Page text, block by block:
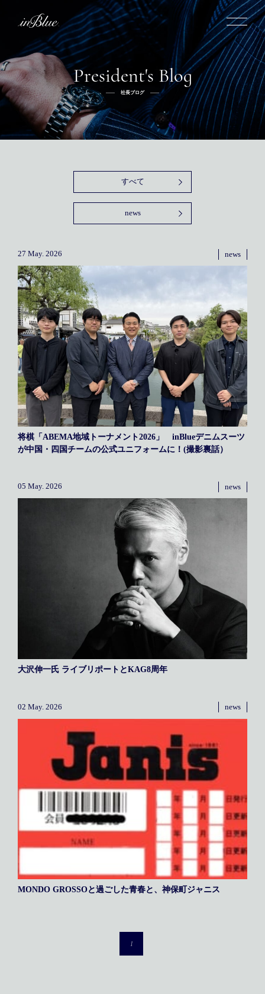
inBlueについて
inBlueの強み ヒストリー
こだわり
オーダー方法
ふるさと納税 デニムシャツ
お手入れ
リボーン インタビュー
社長ブログ
メディア掲載
採用情報
新卒採用
アクセス
代表メッセージ
EN
President's Blog
社長ブログ
すべて
news
27 May. 2026 news
将棋「ABEMA地域トーナメント2026」 inBlueデニムスーツ
が中国・四国チームの公式ユニフォームに！(撮影裏話）
05 May. 2026 news
大沢伸一氏 ライブリポートとKAG8周年
02 May. 2026 news
MONDO GROSSOと過ごした青春と、神保町ジャニス
1